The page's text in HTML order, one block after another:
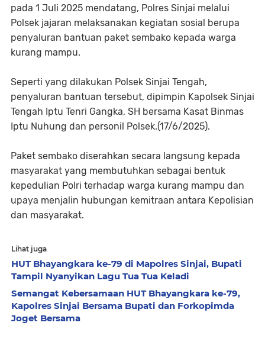
pada 1 Juli 2025 mendatang, Polres Sinjai melalui
Polsek jajaran melaksanakan kegiatan sosial berupa
penyaluran bantuan paket sembako kepada warga
kurang mampu.
Seperti yang dilakukan Polsek Sinjai Tengah,
penyaluran bantuan tersebut, dipimpin Kapolsek Sinjai
Tengah Iptu Tenri Gangka, SH bersama Kasat Binmas
Iptu Nuhung dan personil Polsek.(17/6/2025).
Paket sembako diserahkan secara langsung kepada
masyarakat yang membutuhkan sebagai bentuk
kepedulian Polri terhadap warga kurang mampu dan
upaya menjalin hubungan kemitraan antara Kepolisian
dan masyarakat.
Lihat juga
HUT Bhayangkara ke-79 di Mapolres Sinjai, Bupati
Tampil Nyanyikan Lagu Tua Tua Keladi
Semangat Kebersamaan HUT Bhayangkara ke-79,
Kapolres Sinjai Bersama Bupati dan Forkopimda
Joget Bersama